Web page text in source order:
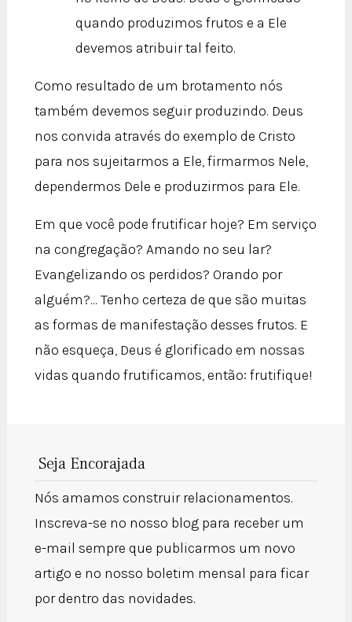
quando produzimos frutos e a Ele
devemos atribuir tal feito.
Como resultado de um brotamento nós
também devemos seguir produzindo. Deus
nos convida através do exemplo de Cristo
para nos sujeitarmos a Ele, firmarmos Nele,
dependermos Dele e produzirmos para Ele.
Em que você pode frutificar hoje? Em serviço
na congregação? Amando no seu lar?
Evangelizando os perdidos? Orando por
alguém?... Tenho certeza de que são muitas
as formas de manifestação desses frutos. E
não esqueça, Deus é glorificado em nossas
vidas quando frutificamos, então: frutifique!
Seja Encorajada
Nós amamos construir relacionamentos.
Inscreva-se no nosso blog para receber um
e-mail sempre que publicarmos um novo
artigo e no nosso boletim mensal para ficar
por dentro das novidades.